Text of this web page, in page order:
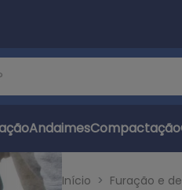
AndaimesCompactação
Início Furação e